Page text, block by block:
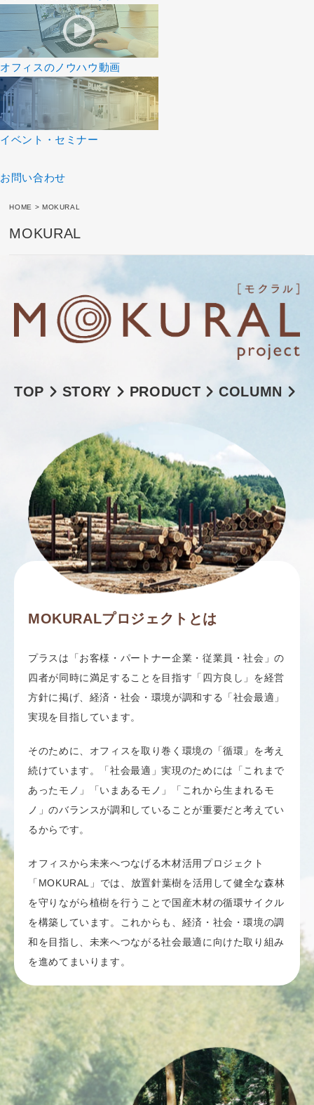
オフィスのノウハウ動画
イベント・セミナー
お問い合わせ
HOME > MOKURAL
MOKURAL
TOP STORY PRODUCT COLUMN
MOKURALプロジェクトとは
プラスは「お客様・パートナー企業・従業員・社会」の
四者が同時に満足することを目指す「四方良し」を経営
方針に掲げ、経済・社会・環境が調和する「社会最適」
実現を目指しています。
そのために、オフィスを取り巻く環境の「循環」を考え
続けています。「社会最適」実現のためには「これまで
あったモノ」「いまあるモノ」「これから生まれるモ
ノ」のバランスが調和していることが重要だと考えてい
るからです。
オフィスから未来へつなげる木材活用プロジェクト
「MOKURAL」では、放置針葉樹を活用して健全な森林
を守りながら植樹を行うことで国産木材の循環サイクル
を構築しています。これからも、経済・社会・環境の調
和を目指し、未来へつながる社会最適に向けた取り組み
を進めてまいります。